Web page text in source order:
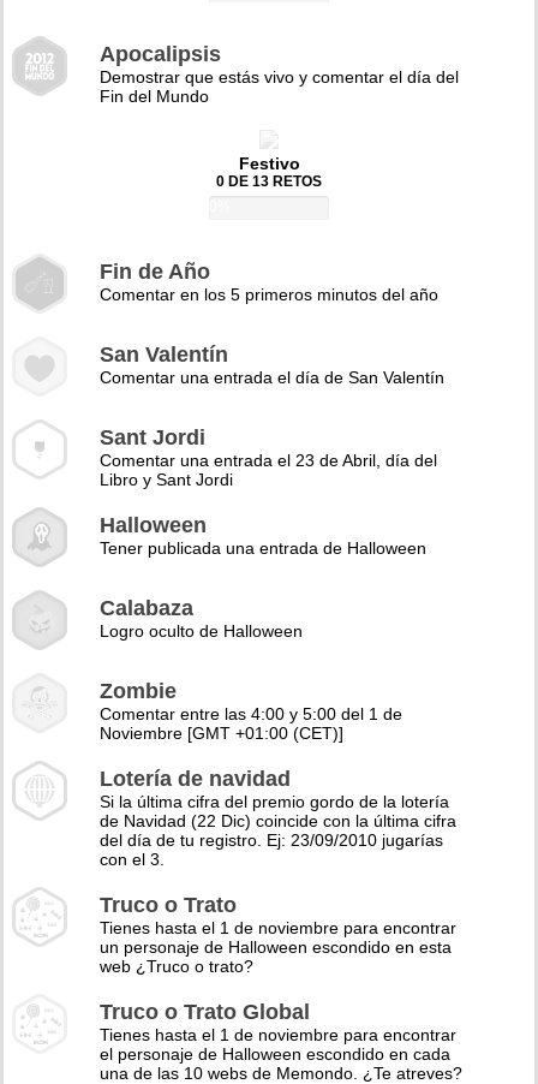
Apocalipsis
Demostrar que estás vivo y comentar el día del
Fin del Mundo
Festivo
0 DE 13 RETOS
Fin de Año
Comentar en los 5 primeros minutos del año
San Valentín
Comentar una entrada el día de San Valentín
Sant Jordi
Comentar una entrada el 23 de Abril, día del
Libro y Sant Jordi
Halloween
Tener publicada una entrada de Halloween
Calabaza
Logro oculto de Halloween
Zombie
Comentar entre las 4:00 y 5:00 del 1 de
Noviembre [GMT +01:00 (CET)]
Lotería de navidad
Si la última cifra del premio gordo de la lotería
de Navidad (22 Dic) coincide con la última cifra
del día de tu registro. Ej: 23/09/2010 jugarías
con el 3.
Truco o Trato
Tienes hasta el 1 de noviembre para encontrar
un personaje de Halloween escondido en esta
web ¿Truco o trato?
Truco o Trato Global
Tienes hasta el 1 de noviembre para encontrar
el personaje de Halloween escondido en cada
una de las 10 webs de Memondo. ¿Te atreves?